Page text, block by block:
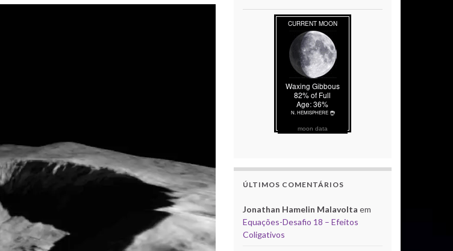
moon data
ÚLTIMOS COMENTÁRIOS
Jonathan Hamelin Malavolta em
Equações-Desafio 18 – Efeitos
Coligativos